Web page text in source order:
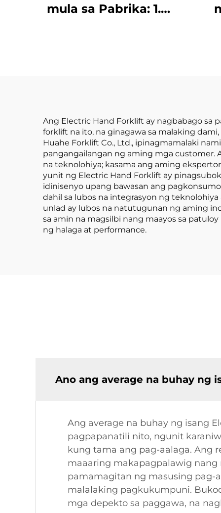
mula sa Pabrika: 1.5-
Ang Electric Hand Forklift ay nagbabago sa
forklift na ito, na ginagawa sa malaking
Huahe Forklift Co., Ltd., ipinagmamalaki
pangangailangan ng aming mga customer.
na teknolohiya; kasama ang aming
yunit ng Electric Hand Forklift ay
idinisenyo upang bawasan ang
dahil sa lubos na integrasyon ng
unlad ay lubos na natutugunan ng aming
sa amin na magsilbi nang maayos sa
ng halaga at performance.
Ano ang average na buhay ng
Ang average na buhay ng isang
pagpapanatili nito, ngunit
kung tama ang pag-aalaga. Ang
maaaring makapagpalawig
pamamagitan ng masusing pag-
malalaking pagkukumpuni.
mga depekto sa paggawa, na